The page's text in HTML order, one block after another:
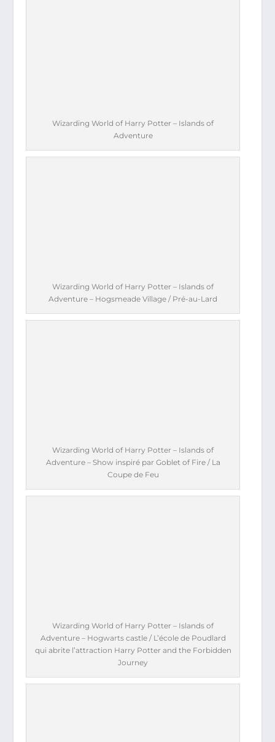
Wizarding World of Harry Potter – Islands of
Adventure
Wizarding World of Harry Potter – Islands of
Adventure – Hogsmeade Village / Pré-au-Lard
Wizarding World of Harry Potter – Islands of
Adventure – Show inspiré par Goblet of Fire / La
Coupe de Feu
Wizarding World of Harry Potter – Islands of
Adventure – Hogwarts castle / L’école de Poudlard
qui abrite l’attraction Harry Potter and the Forbidden
Journey